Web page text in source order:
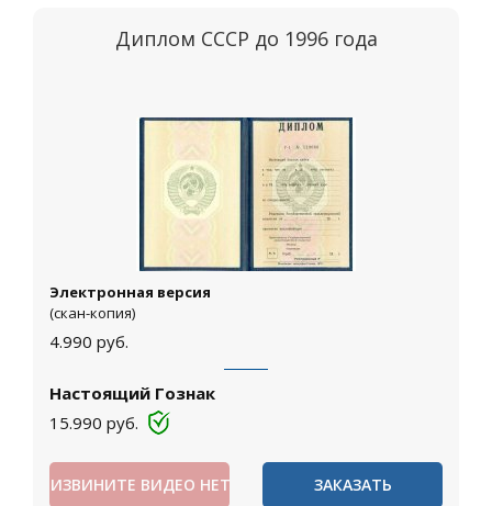
Диплом СССР до 1996 года
Электронная версия
(скан-копия)
4.990 руб.
Настоящий Гознак
15.990 руб.
ИЗВИНИТЕ ВИДЕО НЕТ ЗАКАЗАТЬ